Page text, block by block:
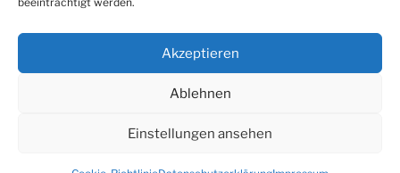
Akzeptieren
Ablehnen
Einstellungen ansehen
Cookie-Richtlinie (EU)